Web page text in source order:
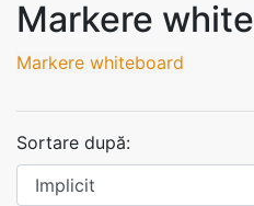
Markere
Markere whiteboard
Sortare după: